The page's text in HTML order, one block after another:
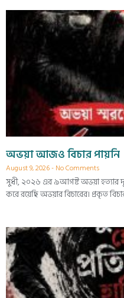
অভয়া আজও বিচার পায়নি
August 9, 2026 No Comments
সুধী, ২০২৬ এর ৯আগষ্ট অভয়া হত্যার
করে রয়েছি অভয়ার বিচারের। প্রকৃত